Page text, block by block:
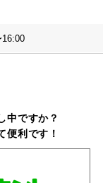
中ですか？
便利です！